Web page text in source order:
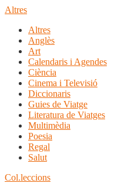
Altres
Altres
Anglès
Art
Calendaris i Agendes
Ciència
Cinema i Televisió
Diccionaris
Guies de Viatge
Literatura de Viatges
Multimèdia
Poesia
Regal
Salut
Col.leccions